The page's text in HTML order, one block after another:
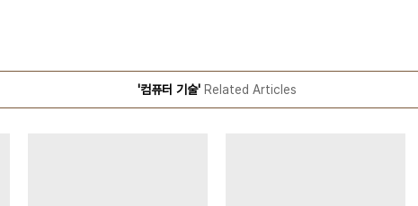
'컴퓨터 기술'Related Articles